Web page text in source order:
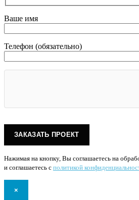
Ваше имя
Телефон (обязательно)
Нажимая на кнопку, Вы соглашаетесь на
и соглашаетесь с политикой
×